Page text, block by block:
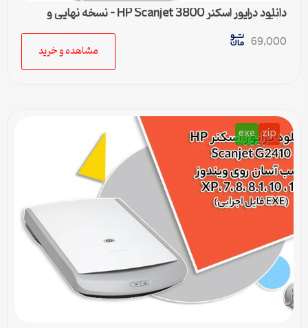
دانلود درایور اسکنر HP Scanjet 3800 – نسخه نهایی و
سازگار با تمام ویندوزها
69,000
مشاهده و خرید
zip
exe